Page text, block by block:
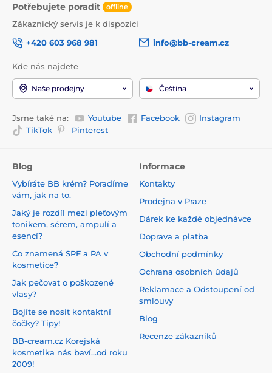
Potřebujete poradit offline
Zákaznický servis je k dispozici
+420 603 968 981
info@bb-cream.cz
Kde nás najdete
Naše prodejny Čeština
Jsme také na: Youtube Facebook
Instagram
TikTok
Pinterest
Blog
Vybíráte BB krém? Poradíme
vám, jak na to.
Jaký je rozdíl mezi pleťovým
tonikem, sérem, ampulí a
esencí?
Co znamená SPF a PA v
kosmetice?
Jak pečovat o poškozené
vlasy?
Bojíte se nosit kontaktní
čočky? Tipy!
BB-cream.cz Korejská
kosmetika nás baví...od roku
2009!
Informace
Kontakty
Prodejna v Praze
Dárek ke každé objednávce
Doprava a platba
Obchodní podmínky
Ochrana osobních údajů
Reklamace a Odstoupení od
smlouvy
Blog
Recenze zákazníků